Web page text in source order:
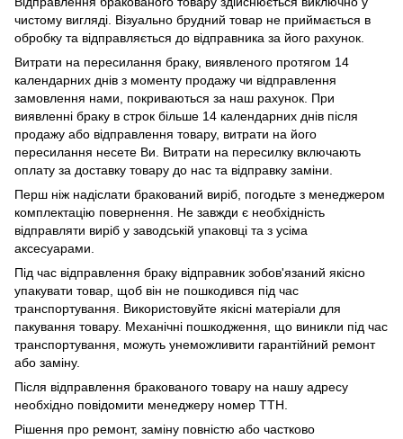
чистому вигляді. Візуально брудний товар не приймається в
обробку та відправляється до відправника за його рахунок.
Витрати на пересилання браку, виявленого протягом 14
календарних днів з моменту продажу чи відправлення
замовлення нами, покриваються за наш рахунок. При
виявленні браку в строк більше 14 календарних днів після
продажу або відправлення товару, витрати на його
пересилання несете Ви. Витрати на пересилку включають
оплату за доставку товару до нас та відправку заміни.
Перш ніж надіслати бракований виріб, погодьте з менеджером
комплектацію повернення. Не завжди є необхідність
відправляти виріб у заводській упаковці та з усіма
аксесуарами.
Під час відправлення браку відправник зобов'язаний якісно
упакувати товар, щоб він не пошкодився під час
транспортування. Використовуйте якісні матеріали для
пакування товару. Механічні пошкодження, що виникли під час
транспортування, можуть унеможливити гарантійний ремонт
або заміну.
Після відправлення бракованого товару на нашу адресу
необхідно повідомити менеджеру номер ТТН.
Рішення про ремонт, заміну повністю або частково